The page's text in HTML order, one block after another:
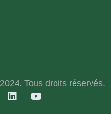
2024. Tous droits réservés.